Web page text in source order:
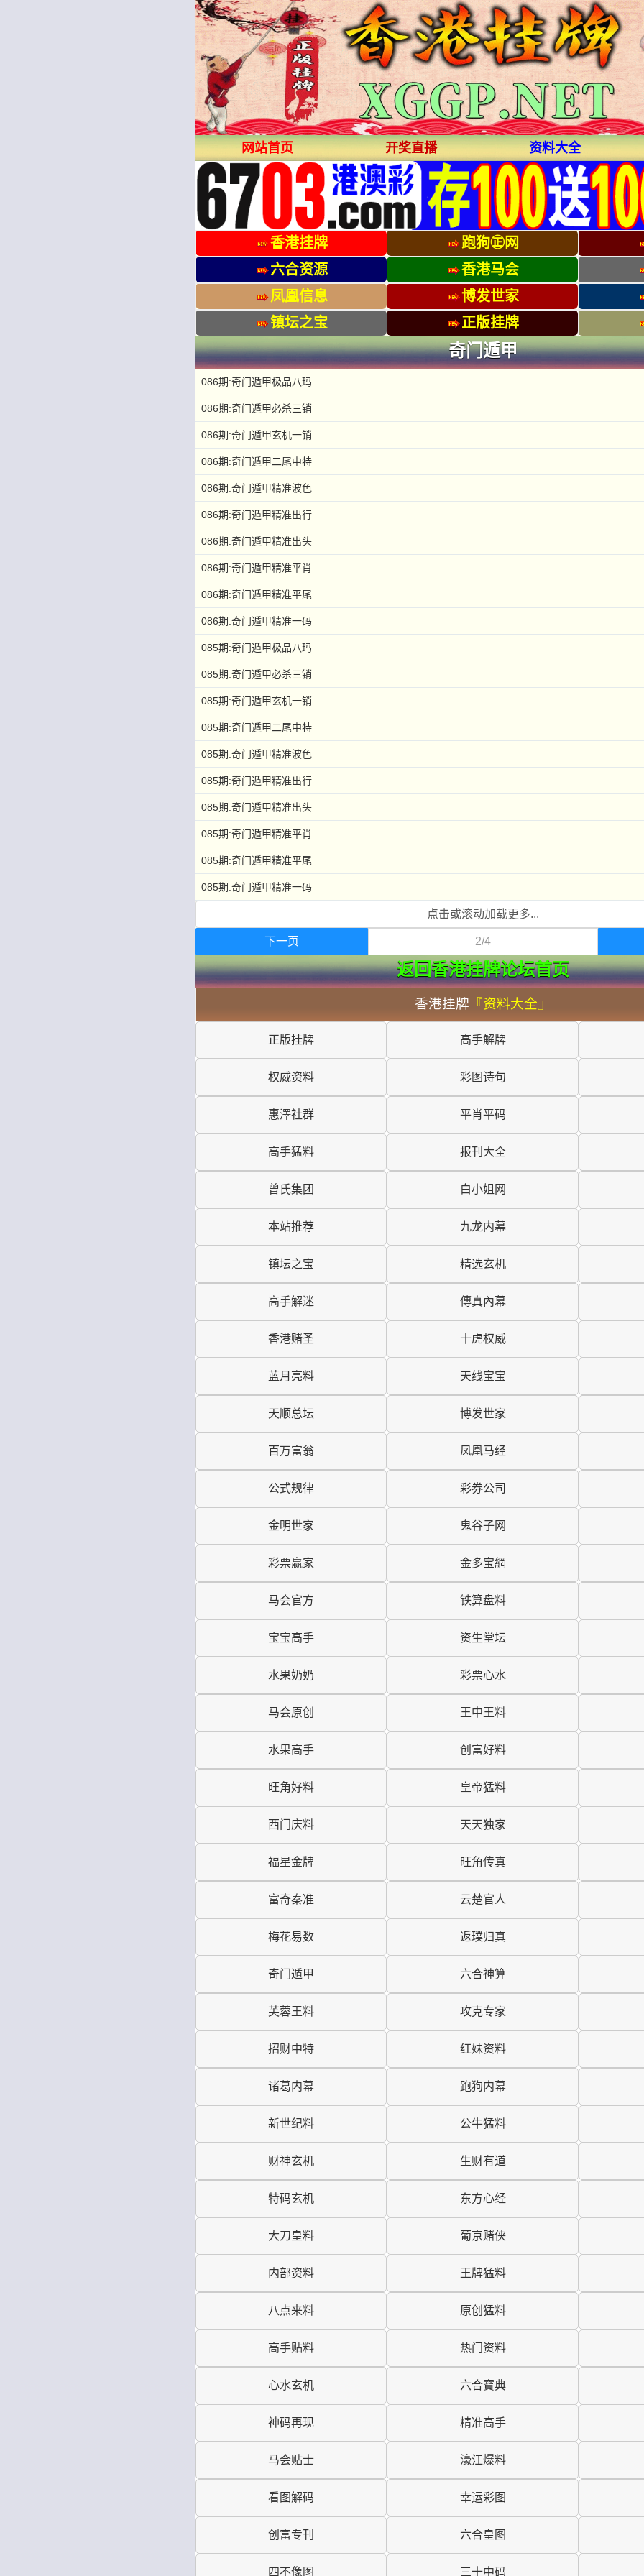
网站首页 开奖直播 资料大全
香港挂牌
跑狗㊣网
六合资源
香港马会
凤凰信息
博发世家
镇坛之宝
正版挂牌
奇门遁甲
086期:奇门遁甲极品八玛
086期:奇门遁甲必杀三销
086期:奇门遁甲玄机一销
086期:奇门遁甲二尾中特
086期:奇门遁甲精准波色
086期:奇门遁甲精准出行
086期:奇门遁甲精准出头
086期:奇门遁甲精准平肖
086期:奇门遁甲精准平尾
086期:奇门遁甲精准一码
085期:奇门遁甲极品八玛
085期:奇门遁甲必杀三销
085期:奇门遁甲玄机一销
085期:奇门遁甲二尾中特
085期:奇门遁甲精准波色
085期:奇门遁甲精准出行
085期:奇门遁甲精准出头
085期:奇门遁甲精准平肖
085期:奇门遁甲精准平尾
085期:奇门遁甲精准一码
点击或滚动加载更多...
下一页 2/4
返回香港挂牌论坛首页
香港挂牌 『资料大全』
正版挂牌 高手解牌
权威资料 彩图诗句
惠澤社群 平肖平码
高手猛料 报刊大全
曾氏集团 白小姐网
本站推荐 九龙内幕
镇坛之宝 精选玄机
高手解迷 傳真內幕
香港赌圣 十虎权威
蓝月亮料 天线宝宝
天顺总坛 博发世家
百万富翁 凤凰马经
公式规律 彩券公司
金明世家 鬼谷子网
彩票赢家 金多宝網
马会官方 铁算盘料
宝宝高手 资生堂坛
水果奶奶 彩票心水
马会原创 王中王料
水果高手 创富好料
旺角好料 皇帝猛料
西门庆料 天天独家
福星金牌 旺角传真
富奇秦准 云楚官人
梅花易数 返璞归真
奇门遁甲 六合神算
芙蓉王料 攻克专家
招财中特 红妹资料
诸葛内幕 跑狗内幕
新世纪料 公牛猛料
财神玄机 生财有道
特码玄机 东方心经
大刀皇料 葡京赌侠
内部资料 王牌猛料
八点来料 原创猛料
高手贴料 热门资料
心水玄机 六合寶典
神码再现 精准高手
马会贴士 濠江爆料
看图解码 幸运彩图
创富专刊 六合皇图
四不像图 三十中码